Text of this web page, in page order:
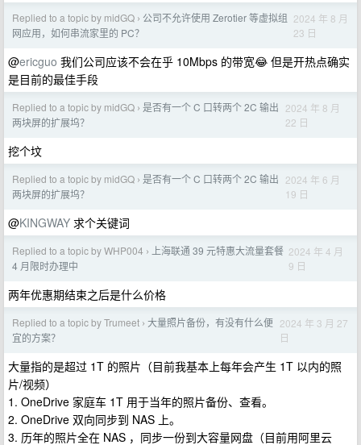
Replied to a topic by midGQ › 公司不允许使用 Zerotier 等虚拟组
网应用，如何串流家里的 PC？
2024 年 8 月
23 日
@ericguo 我们公司应该不会在乎 10Mbps 的带宽😂 但是开热点确实
是目前的最佳手段
Replied to a topic by midGQ › 是否有一个 C 口转两个 2C 输出
两块屏的扩展坞？
2024 年 8 月
22 日
挖个坟
Replied to a topic by midGQ › 是否有一个 C 口转两个 2C 输出
两块屏的扩展坞？
2024 年 6 月
19 日
@KINGWAY 求个关键词
Replied to a topic by WHP004 ›
上海联通 39 元特惠大流量套餐
4 月限时办理中
2024 年 4 月
9 日
两年优惠期结束之后是什么价格
Replied to a topic by Trumeet › 大量照片备份，有没有什么便
宜的方案？
2024 年 3 月 27
日
大量指的是超过 1T 的照片（目前我基本上每年会产生 1T 以内的照
片/视频）
1. OneDrive 家庭车 1T 用于当年的照片备份、查看。
2. OneDrive 双向同步到 NAS 上。
3. 历年的照片全在 NAS ，同步一份到大容量网盘（目前用阿里云